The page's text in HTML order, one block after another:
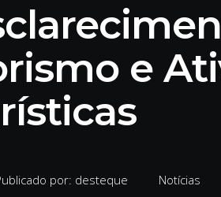
e
por: desteque Notícias